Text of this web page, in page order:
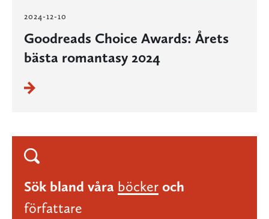
2024-12-10
Goodreads Choice Awards: Årets
bästa romantasy 2024
Sök bland våra böcker och
författare